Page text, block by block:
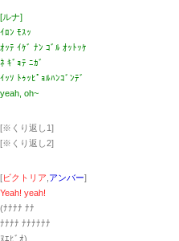
[ルナ]
ｲﾛﾝ ﾓｽｯ
ｵｯﾃ ｲｹﾞ ﾅﾝ ｺﾞﾙ ｵｯﾄｯｹ
ﾈ ｷﾞｮﾃ ﾆｶﾞ
ｲｯｿ ﾄｩｯﾋﾟｮﾙﾊﾝｺﾞﾝﾃﾞ
yeah, oh~
[※くり返し1]
[※くり返し2]
[ビクトリア アンバー]
Yeah! yeah!
(ﾅﾅﾅﾅ ﾅﾅ
ﾅﾅﾅﾅ ﾅﾅﾅﾅﾅﾅ
ﾇｴﾋﾞｵ)